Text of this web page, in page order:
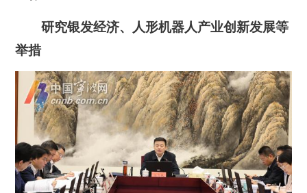
研究银发经济、人形机器人产业创新发展等
举措